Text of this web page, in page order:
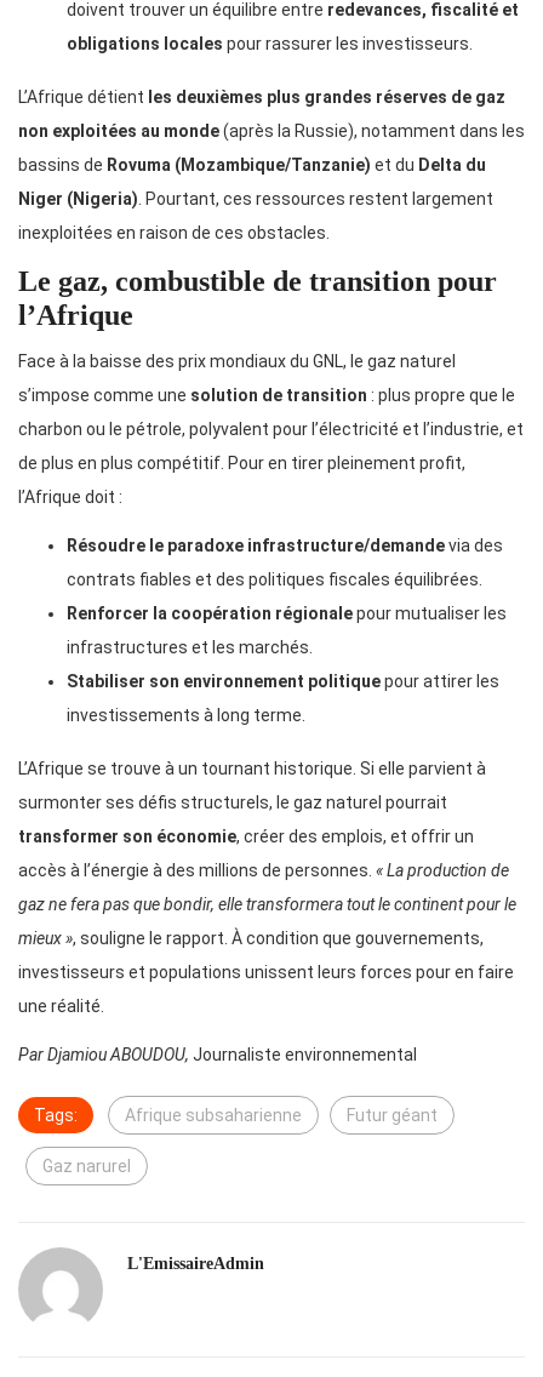
doivent trouver un équilibre entre redevances, fiscalité et
obligations locales pour rassurer les investisseurs.
L’Afrique détient les deuxièmes plus grandes réserves de gaz
non exploitées au monde(après la Russie), notamment dans les
bassins de Rovuma (Mozambique/Tanzanie) et du Delta du
Niger (Nigeria). Pourtant, ces ressources restent largement
inexploitées en raison de ces obstacles.
Le gaz, combustible de transition pour
l’Afrique
Face à la baisse des prix mondiaux du GNL, le gaz naturel
s’impose comme une solution de transition : plus propre que le
charbon ou le pétrole, polyvalent pour l’électricité et l’industrie, et
de plus en plus compétitif. Pour en tirer pleinement profit,
l’Afrique doit :
Résoudre le paradoxe infrastructure/demandevia des
contrats fiables et des politiques fiscales équilibrées.
Renforcer la coopération régionalepour mutualiser les
infrastructures et les marchés.
Stabiliser son environnement politiquepour attirer les
investissements à long terme.
L’Afrique se trouve à un tournant historique. Si elle parvient à
surmonter ses défis structurels, le gaz naturel pourrait
transformer son économie, créer des emplois, et offrir un
accès à l’énergie à des millions de personnes. « La production de
gaz ne fera pas que bondir, elle transformera tout le continent pour le
mieux », souligne le rapport. À condition que gouvernements,
investisseurs et populations unissent leurs forces pour en faire
une réalité.
Par Djamiou ABOUDOU, Journaliste environnemental
Tags: Afrique subsaharienne Futur géant
Gaz narurel
L'EmissaireAdmin